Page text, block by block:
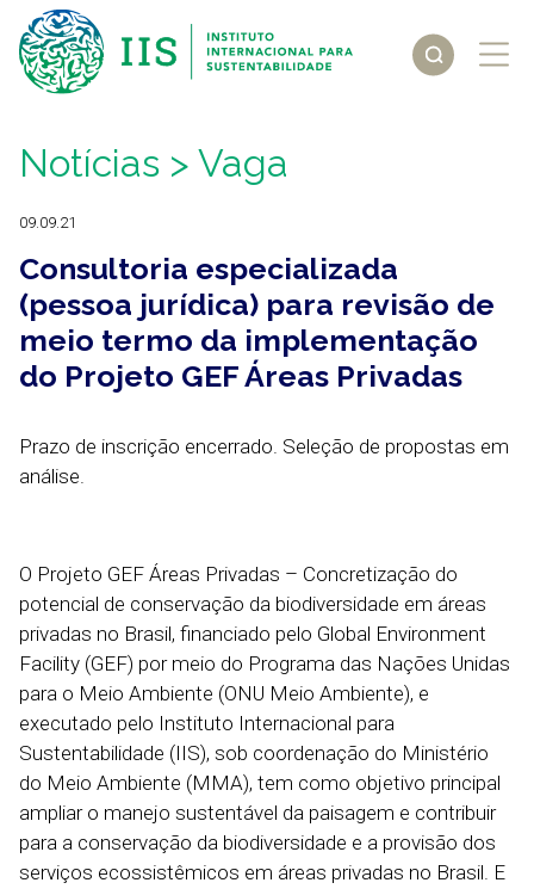
Notícias > Vaga
09.09.21
Consultoria especializada
(pessoa jurídica) para revisão de
meio termo da implementação
do Projeto GEF Áreas Privadas
Prazo de inscrição encerrado. Seleção de propostas em
análise.
O Projeto GEF Áreas Privadas – Concretização do
potencial de conservação da biodiversidade em áreas
privadas no Brasil, financiado pelo Global Environment
Facility (GEF) por meio do Programa das Nações Unidas
para o Meio Ambiente (ONU Meio Ambiente), e
executado pelo Instituto Internacional para
Sustentabilidade (IIS), sob coordenação do Ministério
do Meio Ambiente (MMA), tem como objetivo principal
ampliar o manejo sustentável da paisagem e contribuir
para a conservação da biodiversidade e a provisão dos
serviços ecossistêmicos em áreas privadas no Brasil. E